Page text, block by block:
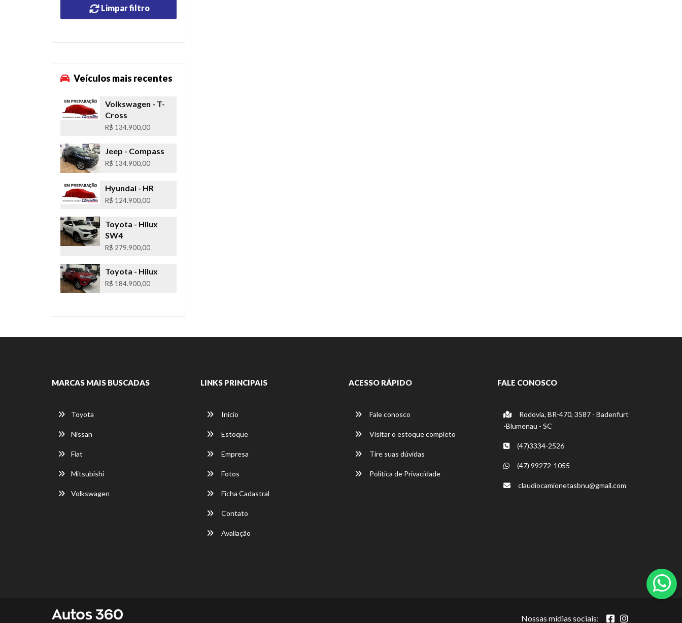
Limpar filtro
Veículos mais recentes
Volkswagen - T-
Cross
R$ 134.900,00
Jeep - Compass
R$ 134.900,00
Hyundai- HR
R$ 124.900,00
Toyota - Hilux
SW4
R$ 279.900,00
Toyota - Hilux
R$ 184.900,00
MARCAS MAIS BUSCADAS
Toyota
Nissan
Fiat
Mitsubishi
Volkswagen
LINKS PRINCIPAIS
Início
Estoque
Empresa
Fotos
Ficha Cadastral
Contato
Avaliação
ACESSO RÁPIDO
Fale conosco
Visitar o estoque completo
Tire suas dúvidas
Política de Privacidade
FALE CONOSCO
Rodovia, BR-470, 3587 - Badenfurt
-Blumenau - SC
(47)3334-2526
(47) 99272-1055
claudiocamionetasbnu@gmail.com
Nossas mídias sociais: